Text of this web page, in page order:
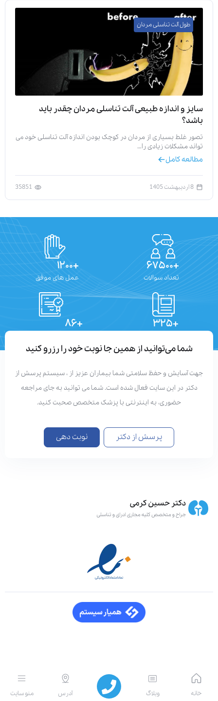
طول آلت تناسلی مردان
سایز و اندازه طبیعی آلت تناسلی مردان چقدر باید
باشد؟
تصور غلط بسیاری از مردان در کوچک بودن اندازه آلت تناسلی خود می
تواند مشکلات زیادی را…
مطالعه کامل
8 اردیبهشت 1405 35851
+۶۷۵۰۰
تعداد سوالات
+۱۲۰۰
عمل های موفق
+۳۲۵ +۸۶
شما می‌توانید از همین جا نوبت خود را رزرو کنید
جهت آسایش و حفظ سلامتی شما بیماران عزیز از ، سیستم پرسش از
دکتر در این سایت فعال شده است. شما می توانید به جای مراجعه
حضوری، به اینترنتی با پزشک متخصص صحبت کنید.
پرسش از دکتر نوبت دهی
خانه وبلاگ آدرس منو سایت